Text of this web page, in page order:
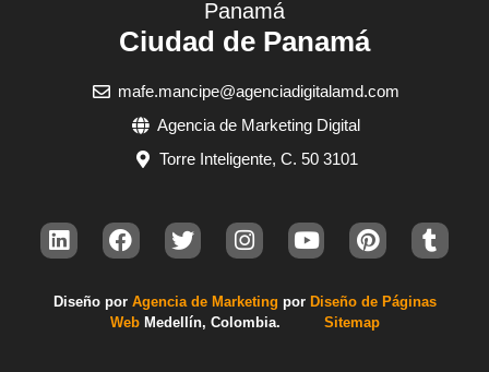
Panamá
Ciudad de Panamá
mafe.mancipe@agenciadigitalamd.com
Agencia de Marketing Digital
Torre Inteligente, C. 50 3101
Diseño por Agencia de Marketing por Diseño de Páginas
Web Medellín, Colombia. Sitemap